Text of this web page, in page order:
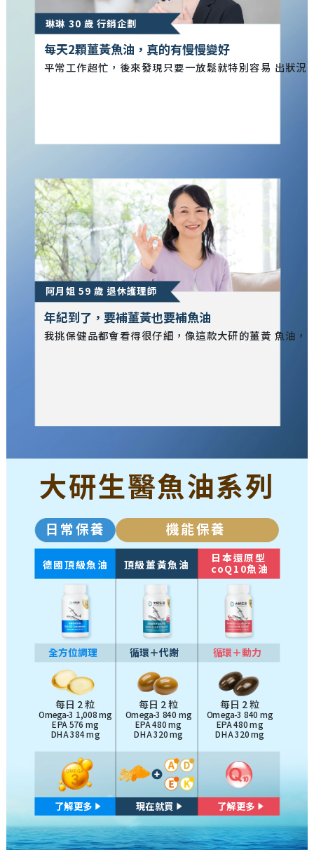
琳琳 30 歲 行銷企劃
每天2顆薑黃魚油，真的有慢慢變好
平常工作超忙，後來發現只要一放鬆就特別容易 出狀
阿月姐 59 歲 退休護理師
年紀到了，要補薑黃也要補魚油
我挑保健品都會看得很仔細，像這款大研的薑黃 魚油
大研生醫魚油系列
日常保養 機能保養
德國頂級魚油 頂級薑黃魚油
日本還原型
coQ10魚油
全方位調理 循環＋代謝 循環＋動力
每日 2 粒
Omega-3 1,008 mg
EPA 576 mg
DHA 384 mg
每日 2 粒
Omega-3 840 mg
EPA 480 mg
DHA 320 mg
每日 2 粒
Omega-3 840 mg
EPA 480 mg
DHA 320 mg
了解更多 現在就買 了解更多